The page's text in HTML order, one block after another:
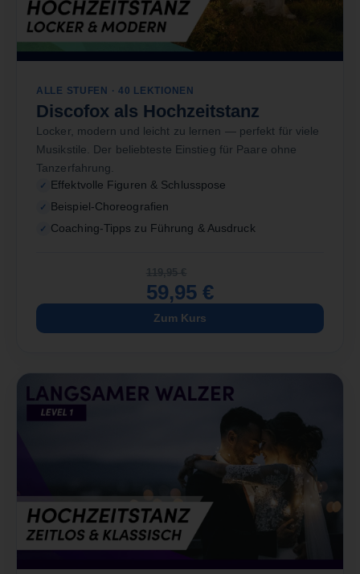
ALLE STUFEN · 40 LEKTIONEN
Discofox als Hochzeitstanz
Locker, modern und leicht zu lernen — perfekt für viele
Musikstile. Der beliebteste Einstieg für Paare ohne
Tanzerfahrung.
Effektvolle Figuren & Schlusspose
Beispiel-Choreografien
Coaching-Tipps zu Führung & Ausdruck
59,95€
Zum Kurs